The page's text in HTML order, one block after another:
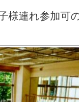
様連れ参加可